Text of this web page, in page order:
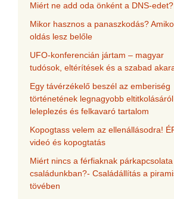
Miért ne add oda önként a DNS-edet?
Mikor hasznos a panaszkodás?
oldás lesz belőle
UFO-konferencián jártam – magyar
tudósok, eltérítések és a szabad
Egy távérzékelő beszél az emberiség
történetének legnagyobb
leleplezés és felkavaró tartalom
Kopogtass velem az ellenállásodra!
videó és kopogtatás
Miért nincs a férfiaknak párkapcsolata
családunkban?- Családállítás a
tövében